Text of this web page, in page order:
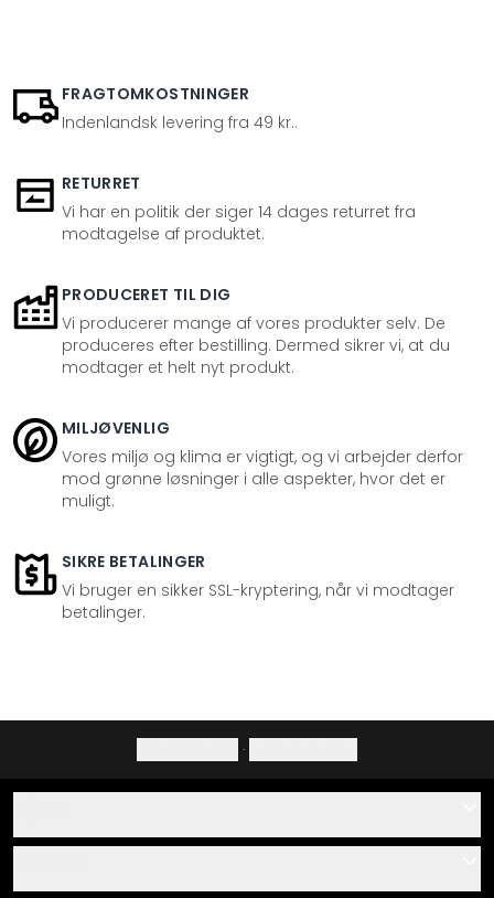
FRAGTOMKOSTNINGER
Indenlandsk levering fra 49 kr..
RETURRET
Vi har en politik der siger 14 dages returret fra
modtagelse af produktet.
PRODUCERET TIL DIG
Vi producerer mange af vores produkter selv. De
produceres efter bestilling. Dermed sikrer vi, at du
modtager et helt nyt produkt.
MILJØVENLIG
Vores miljø og klima er vigtigt, og vi arbejder derfor
mod grønne løsninger i alle aspekter, hvor det er
muligt.
SIKRE BETALINGER
Vi bruger en sikker SSL-kryptering, når vi modtager
betalinger.
·
Om os